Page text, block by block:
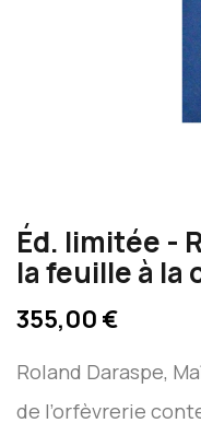
Éd. limitée -
la feuille à la
355,00 €
Roland Daraspe,
de l’orfèvrerie